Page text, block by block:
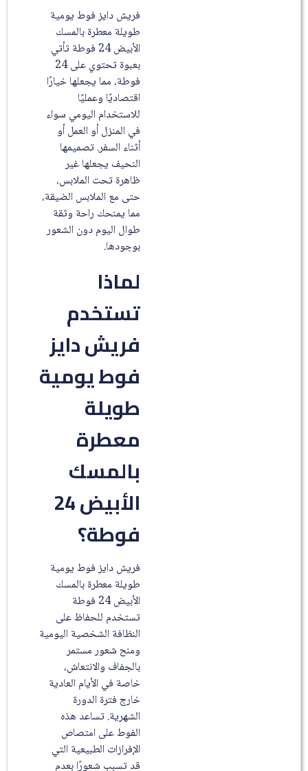
فريش دايز فوط يومية
طويلة معطرة بالمسك
الأبيض 24 فوطة تأتي
بعبوة تحتوي على 24
فوطة، مما يجعلها خيارًا
اقتصاديًا وعمليًا
للاستخدام اليومي سواء
في المنزل أو العمل أو
أثناء السفر. تصميمها
النحيف يجعلها غير
ظاهرة تحت الملابس،
حتى مع الملابس الضيقة،
مما يمنحك راحة وثقة
طوال اليوم دون الشعور
بوجودها.
لماذا
تستخدم
فريش دايز
فوط يومية
طويلة
معطرة
بالمسك
الأبيض 24
فوطة؟
فريش دايز فوط يومية
طويلة معطرة بالمسك
الأبيض 24 فوطة
تستخدم للحفاظ على
النظافة الشخصية اليومية
ومنح شعور مستمر
بالجفاف والانتعاش،
خاصة في الأيام العادية
خارج فترة الدورة
الشهرية. تساعد هذه
الفوط على امتصاص
الإفرازات الطبيعية التي
قد تسبب شعورًا بعدم